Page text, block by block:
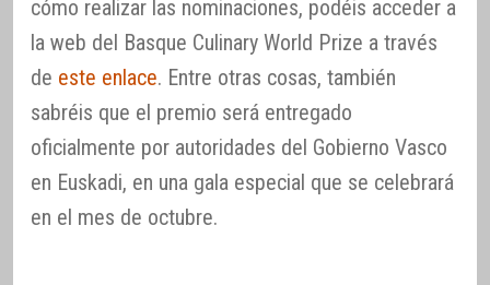
cómo realizar las nominaciones, podéis acceder a
la web del Basque Culinary World Prize a través
de este enlace. Entre otras cosas, también
sabréis que el premio será entregado
oficialmente por autoridades del Gobierno Vasco
en Euskadi, en una gala especial que se celebrará
en el mes de octubre.